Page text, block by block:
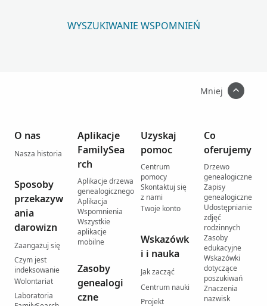
WYSZUKIWANIE WSPOMNIEŃ
Mniej
O nas
Nasza historia
Sposoby
przekazyw
ania
darowizn
Zaangażuj się
Czym jest
indeksowanie
Wolontariat
Laboratoria
Aplikacje
FamilySea
rch
Aplikacje drzewa
genealogicznego
Aplikacja
Wspomnienia
Wszystkie
aplikacje
mobilne
Zasoby
genealogi
czne
Uzyskaj
pomoc
Centrum
pomocy
Skontaktuj się
z nami
Twoje konto
Wskazówk
i i nauka
Jak zacząć
Centrum nauki
Projekt
Co
oferujemy
Drzewo
genealogiczne
Zapisy
genealogiczne
Udostępnianie
zdjęć
rodzinnych
Zasoby
edukacyjne
Wskazówki
dotyczące
poszukiwań
Znaczenia
nazwisk